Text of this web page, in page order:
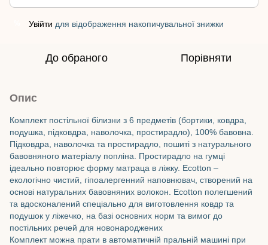
Увійти для відображення накопичувальної знижки
До обраного Порівняти
Опис
Комплект постільної білизни з 6 предметів (бортики, ковдра,
подушка, підковдра, наволочка, простирадло), 100% бавовна.
Підковдра, наволочка та простирадло, пошиті з натурального
бавовняного матеріалу попліна. Простирадло на гумці
ідеально повторює форму матраца в ліжку. Ecotton –
екологічно чистий, гіпоалергенний наповнювач, створений на
основі натуральних бавовняних волокон. Ecotton полегшений
та вдосконалений спеціально для виготовлення ковдр та
подушок у ліжечко, на базі основних норм та вимог до
постільних речей для новонароджених
Комплект можна прати в автоматичній пральній машині при